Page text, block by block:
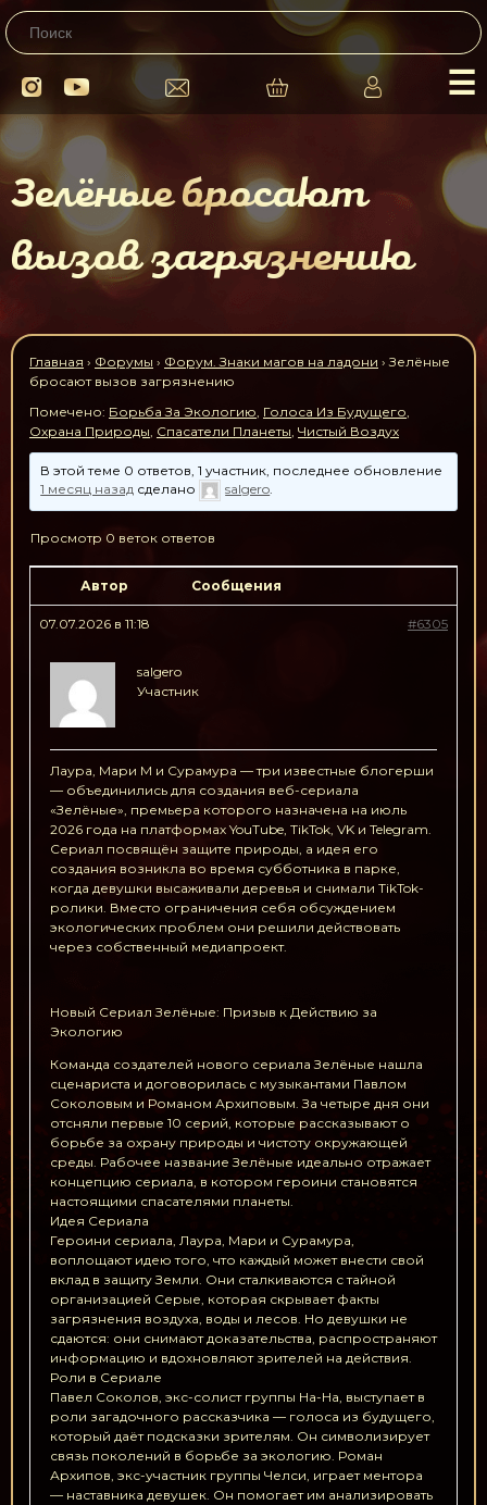
☰
Зелёные бросают
вызов загрязнению
Главная › Форумы › Форум. Знаки магов на ладони › Зелёные
бросают вызов загрязнению
Помечено: Борьба За Экологию, Голоса Из Будущего,
Охрана Природы, Спасатели Планеты, Чистый Воздух
В этой теме 0 ответов, 1 участник, последнее обновление
1 месяц назад сделано salgero.
Просмотр 0 веток ответов
Автор Сообщения
07.07.2026 в 11:18 #6305
salgero
Участник
Лаура, Мари М и Сурамура — три известные блогерши
— объединились для создания веб-сериала
«Зелёные», премьера которого назначена на июль
2026 года на платформах YouTube, TikTok, VK и Telegram.
Сериал посвящён защите природы, а идея его
создания возникла во время субботника в парке,
когда девушки высаживали деревья и снимали TikTok-
ролики. Вместо ограничения себя обсуждением
экологических проблем они решили действовать
через собственный медиапроект.
Новый Сериал Зелёные: Призыв к Действию за
Экологию
Команда создателей нового сериала Зелёные нашла
сценариста и договорилась с музыкантами Павлом
Соколовым и Романом Архиповым. За четыре дня они
отсняли первые 10 серий, которые рассказывают о
борьбе за охрану природы и чистоту окружающей
среды. Рабочее название Зелёные идеально отражает
концепцию сериала, в котором героини становятся
настоящими спасателями планеты.
Идея Сериала
Героини сериала, Лаура, Мари и Сурамура,
воплощают идею того, что каждый может внести свой
вклад в защиту Земли. Они сталкиваются с тайной
организацией Серые, которая скрывает факты
загрязнения воздуха, воды и лесов. Но девушки не
сдаются: они снимают доказательства, распространяют
информацию и вдохновляют зрителей на действия.
Роли в Сериале
Павел Соколов, экс-солист группы На-На, выступает в
роли загадочного рассказчика — голоса из будущего,
который даёт подсказки зрителям. Он символизирует
связь поколений в борьбе за экологию. Роман
Архипов, экс-участник группы Челси, играет ментора
— наставника девушек. Он помогает им анализировать